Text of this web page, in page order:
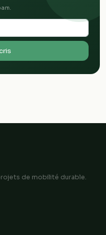
de mobilité durable.